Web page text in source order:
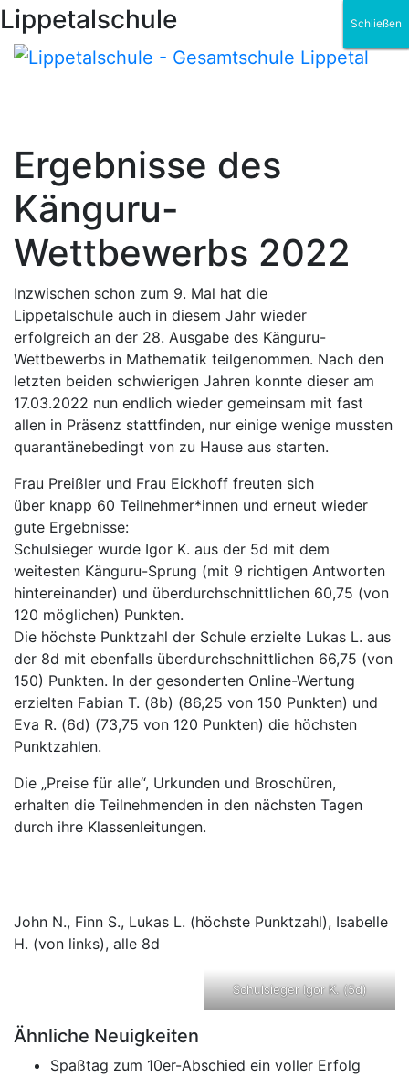
Lippetalschule
Ergebnisse des
Känguru-
Wettbewerbs 2022
Inzwischen schon zum 9. Mal hat die
Lippetalschule auch in diesem Jahr wieder
erfolgreich an der 28. Ausgabe des Känguru-
Wettbewerbs in Mathematik teilgenommen. Nach den
letzten beiden schwierigen Jahren konnte dieser am
17.03.2022 nun endlich wieder gemeinsam mit fast
allen in Präsenz stattfinden, nur einige wenige mussten
quarantänebedingt von zu Hause aus starten.
Frau Preißler und Frau Eickhoff freuten sich
über knapp 60 Teilnehmer*innen und erneut wieder
gute Ergebnisse:
Schulsieger wurde Igor K. aus der 5d mit dem
weitesten Känguru-Sprung (mit 9 richtigen Antworten
hintereinander) und überdurchschnittlichen 60,75 (von
120 möglichen) Punkten.
Die höchste Punktzahl der Schule erzielte Lukas L. aus
der 8d mit ebenfalls überdurchschnittlichen 66,75 (von
150) Punkten. In der gesonderten Online-Wertung
erzielten Fabian T. (8b) (86,25 von 150 Punkten) und
Eva R. (6d) (73,75 von 120 Punkten) die höchsten
Punktzahlen.
Die „Preise für alle“, Urkunden und Broschüren,
erhalten die Teilnehmenden in den nächsten Tagen
durch ihre Klassenleitungen.
John N., Finn S., Lukas L. (höchste Punktzahl), Isabelle
H. (von links), alle 8d
Schulsieger Igor K. (5d)
Ähnliche Neuigkeiten
Spaßtag zum 10er-Abschied ein voller Erfolg
Schließen
Schließen
Schließen
Schließen
Schließen
Schließen